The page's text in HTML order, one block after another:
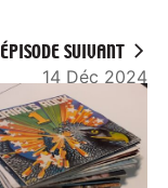
ÉPISODE SUIVANT
14 Déc 2024